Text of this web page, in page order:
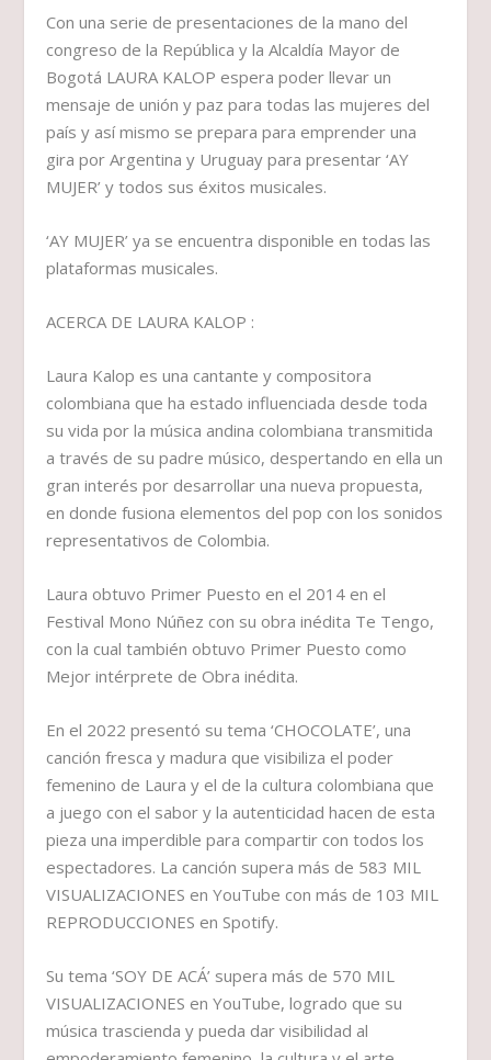
Con una serie de presentaciones de la mano del
congreso de la República y la Alcaldía Mayor de
Bogotá LAURA KALOP espera poder llevar un
mensaje de unión y paz para todas las mujeres del
país y así mismo se prepara para emprender una
gira por Argentina y Uruguay para presentar ‘AY
MUJER’ y todos sus éxitos musicales.
‘AY MUJER’ ya se encuentra disponible en todas las
plataformas musicales.
ACERCA DE LAURA KALOP :
Laura Kalop es una cantante y compositora
colombiana que ha estado influenciada desde toda
su vida por la música andina colombiana transmitida
a través de su padre músico, despertando en ella un
gran interés por desarrollar una nueva propuesta,
en donde fusiona elementos del pop con los sonidos
representativos de Colombia.
Laura obtuvo Primer Puesto en el 2014 en el
Festival Mono Núñez con su obra inédita Te Tengo,
con la cual también obtuvo Primer Puesto como
Mejor intérprete de Obra inédita.
En el 2022 presentó su tema ‘CHOCOLATE’, una
canción fresca y madura que visibiliza el poder
femenino de Laura y el de la cultura colombiana que
a juego con el sabor y la autenticidad hacen de esta
pieza una imperdible para compartir con todos los
espectadores. La canción supera más de 583 MIL
VISUALIZACIONES en YouTube con más de 103 MIL
REPRODUCCIONES en Spotify.
Su tema ‘SOY DE ACÁ’ supera más de 570 MIL
VISUALIZACIONES en YouTube, logrado que su
música trascienda y pueda dar visibilidad al